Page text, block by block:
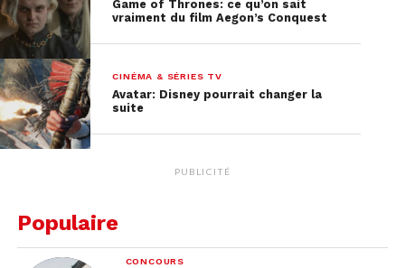
Game of Thrones: ce qu’on sait
vraiment du film Aegon’s Conquest
CINÉMA & SÉRIES TV
Avatar: Disney pourrait changer la
suite
PUBLICITÉ
Populaire
CONCOURS